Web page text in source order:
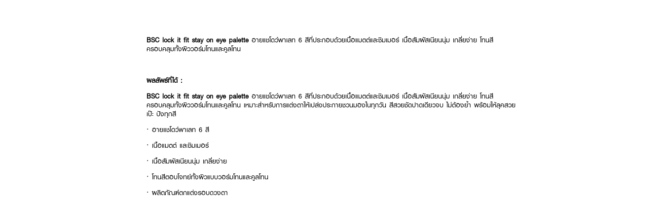
BSC lock it fit stay on eye palette อายแชโดว์พาเลท 6 สีที่ประกอบด้วยเนื้อแมตต์และชิมเมอร์ เนื้อสัมผัสเนียนนุ่ม เกลี่ยง่าย โทนสี
ครอบคลุมทั้งผิววอร์มโทนและคูลโทน
ผลลัพธ์ที่ได้ :
BSC lock it fit stay on eye palette อายแชโดว์พาเลท 6 สีที่ประกอบด้วยเนื้อแมตต์และชิมเมอร์ เนื้อสัมผัสเนียนนุ่ม เกลี่ยง่าย โทนสี
ครอบคลุมทั้งผิววอร์มโทนและคูลโทน เหมาะสำหรับการแต่งตาให้เปล่งประกายชวนมองในทุกวัน สีสวยชัดปาดเดียวจบ ไม่ต้องย้ำ พร้อมให้ลุคสวย
เป๊ะ ปังทุกสี
· อายแชโดว์พาเลท 6 สี
· เนื้อแมตต์ และชิมเมอร์
· เนื้อสัมผัสเนียนนุ่ม เกลี่ยง่าย
· โทนสีตอบโจทย์ทั้งผิวแบบวอร์มโทนและคูลโทน
· ผลิตภัณฑ์ตกแต่งรอบดวงตา